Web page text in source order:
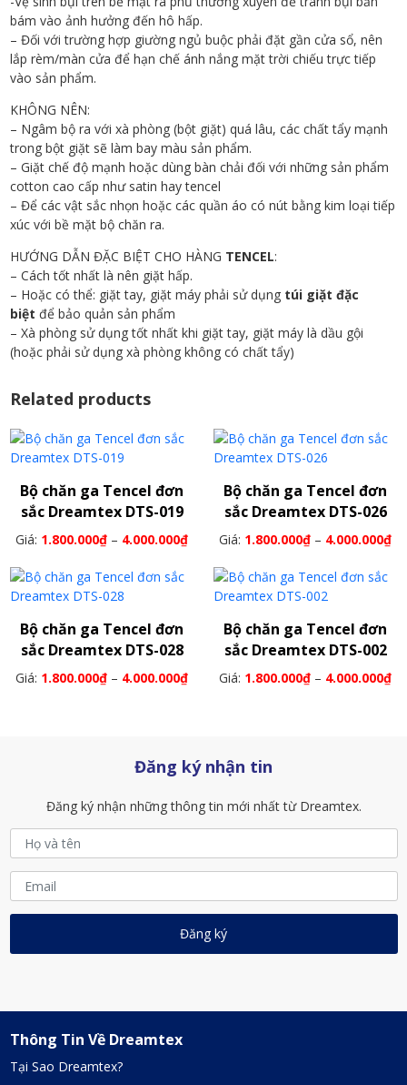
bám vào ảnh hưởng đến hô hấp.
– Đối với trường hợp giường ngủ buộc phải đặt gần cửa sổ, nên
lắp rèm/màn cửa để hạn chế ánh nắng mặt trời chiếu trực tiếp
vào sản phẩm.
KHÔNG NÊN:
– Ngâm bộ ra với xà phòng (bột giặt) quá lâu, các chất tẩy mạnh
trong bột giặt sẽ làm bay màu sản phẩm.
– Giặt chế độ mạnh hoặc dùng bàn chải đối với những sản phẩm
cotton cao cấp như satin hay tencel
– Để các vật sắc nhọn hoặc các quần áo có nút bằng kim loại tiếp
xúc với bề mặt bộ chăn ra.
HƯỚNG DẪN ĐẶC BIỆT CHO HÀNG TENCEL:
– Cách tốt nhất là nên giặt hấp.
– Hoặc có thể: giặt tay, giặt máy phải sử dụng túi giặt đặc
biệt để bảo quản sản phẩm
– Xà phòng sử dụng tốt nhất khi giặt tay, giặt máy là dầu gội
(hoặc phải sử dụng xà phòng không có chất tẩy)
Related products
Bộ chăn ga Tencel đơn
sắc Dreamtex DTS-019
Giá: 1.800.000₫ – 4.000.000₫
Bộ chăn ga Tencel đơn
sắc Dreamtex DTS-026
Giá: 1.800.000₫ – 4.000.000₫
Bộ chăn ga Tencel đơn
sắc Dreamtex DTS-028
Giá: 1.800.000₫ – 4.000.000₫
Bộ chăn ga Tencel đơn
sắc Dreamtex DTS-002
Giá: 1.800.000₫ – 4.000.000₫
Đăng ký nhận tin
Đăng ký nhận những thông tin mới nhất từ Dreamtex.
Thông Tin Về Dreamtex
Tại Sao Dreamtex?